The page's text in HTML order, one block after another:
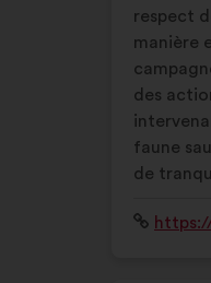
respect
manière
des
faune
de
Website: